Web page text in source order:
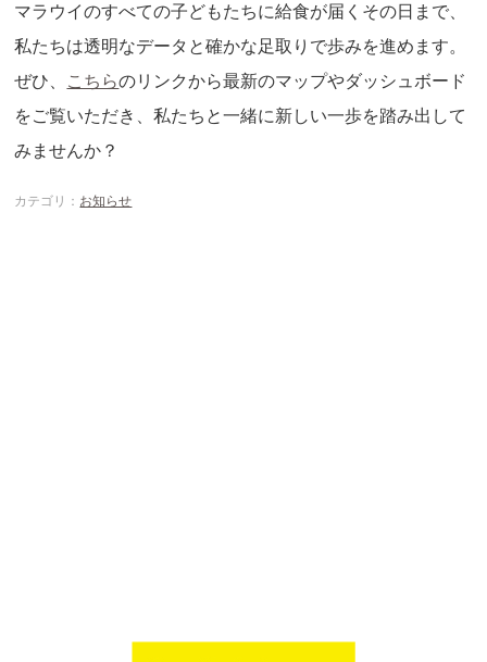
マラウイのすべての子どもたちに給食が届くその日まで、
私たちは透明なデータと確かな足取りで歩みを進めます。
ぜひ、 こちらのリンクから最新のマップやダッシュボード
をご覧いただき、私たちと一緒に新しい一歩を踏み出して
みませんか？
カテゴリ： お知らせ